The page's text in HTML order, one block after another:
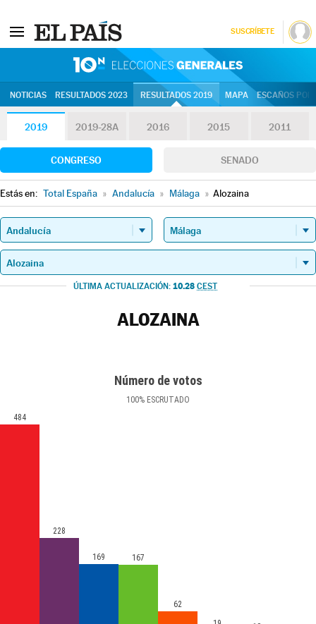
SUSCRÍBETE
NOTICIAS RESULTADOS 2023 RESULTADOS 2019 MAPA ESCAÑOS
2019 2019-28A 2016 2015 2011
CONGRESO SENADO
Estás en: Total España » Andalucía » Málaga » Alozaina
ÚLTIMA ACTUALIZACIÓN: 10.28 CEST
ALOZAINA
Número de votos
100% ESCRUTADO
484
228
169 167
62